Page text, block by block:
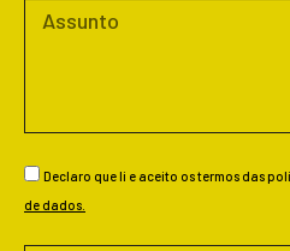
Declaro que li e aceito os termos das
de dados.